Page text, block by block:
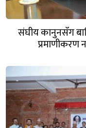
संघीय कानुनसँग
प्रमाणीकरण